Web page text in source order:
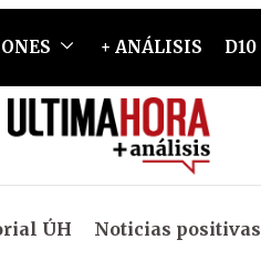
+ ANÁLISIS D10
ÚH Noticias positivas